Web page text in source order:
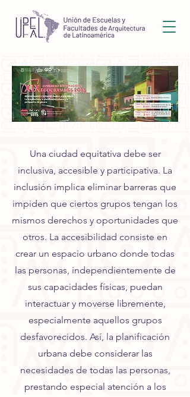
Una ciudad equitativa debe ser
inclusiva, accesible y participativa. La
inclusión implica eliminar barreras que
impiden que ciertos grupos tengan los
mismos derechos y oportunidades que
otros. La accesibilidad consiste en
crear un espacio urbano donde todas
las personas, independientemente de
sus capacidades físicas, puedan
interactuar y moverse libremente,
especialmente aquellos grupos
desfavorecidos. Así, la planificación
urbana debe considerar las
necesidades de todas las personas,
prestando especial atención a los